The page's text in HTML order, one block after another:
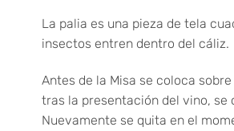
La palia es una pieza de tela
insectos entren dentro del cáliz.
Antes de la Misa se coloca
tras la presentación del vino, se
Nuevamente se quita en el